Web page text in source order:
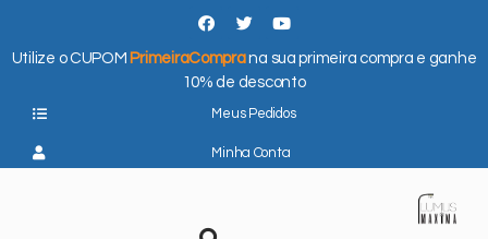
Utilize o CUPOM PrimeiraComprana sua primeira compra e ganhe
10% de desconto
Meus Pedidos
Minha Conta